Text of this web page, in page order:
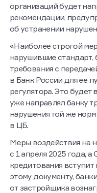
организаций будет
рекомендации,
об устранении
«Наиболее строгой
нарушившие стандарт,
требования с
в Банк России для ее
регулятора. Это
уже направлял банку
нарушения той же
в ЦБ.
Меры воздействия на
с 1 апреля 2025 года, а
кредитования вступит
этому документу,
от застройщика